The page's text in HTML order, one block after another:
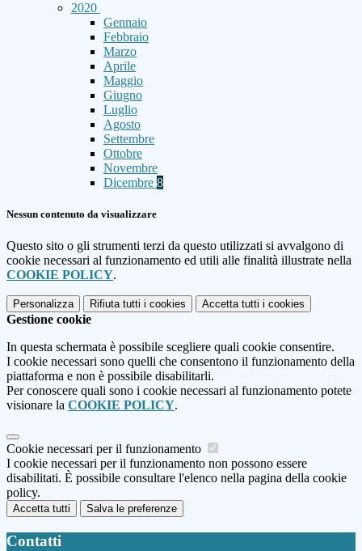
2020
Gennaio
Febbraio
Marzo
Aprile
Maggio
Giugno
Luglio
Agosto
Settembre
Ottobre
Novembre
Dicembre 8
Nessun contenuto da visualizzare
Questo sito o gli strumenti terzi da questo utilizzati si avvalgono di
cookie necessari al funzionamento ed utili alle finalità illustrate nella
COOKIE POLICY.
Personalizza Rifiuta tutti i cookies Accetta tutti i cookies
Gestione cookie
In questa schermata è possibile scegliere quali cookie consentire.
I cookie necessari sono quelli che consentono il funzionamento della
piattaforma e non è possibile disabilitarli.
Per conoscere quali sono i cookie necessari al funzionamento potete
visionare la COOKIE POLICY.
Cookie necessari per il funzionamento
I cookie necessari per il funzionamento non possono essere
disabilitati. È possibile consultare l'elenco nella pagina della cookie
policy.
Accetta tutti Salva le preferenze
Contatti